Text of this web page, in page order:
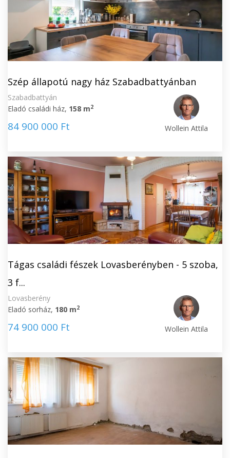
Szép állapotú nagy ház Szabadbattyánban
Szabadbattyán
Eladó családi ház, 158 m2
84 900 000 Ft Wollein Attila
Tágas családi fészek Lovasberényben - 5 szoba,
3 f...
Lovasberény
Eladó sorház, 180 m2
74 900 000 Ft Wollein Attila